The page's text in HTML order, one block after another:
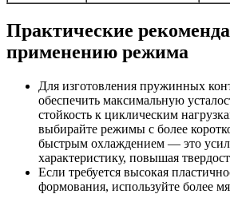
Практические
применению режима
Для изготовления пружинных
обеспечить максимальную
стойкость к циклическим
выбирайте режимы с более
быстрым охлаждением — это
характеристику, повышая
Если требуется высокая
формования, используйте более